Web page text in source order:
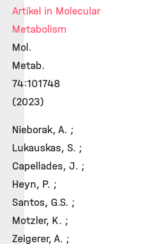
Artikel in Molecular
Metabolism
Mol.
Metab.
74:101748
(2023)
Nieborak, A. ;
Lukauskas, S. ;
Capellades, J. ;
Heyn, P. ;
Santos, G.S. ;
Motzler, K. ;
Zeigerer, A. ;